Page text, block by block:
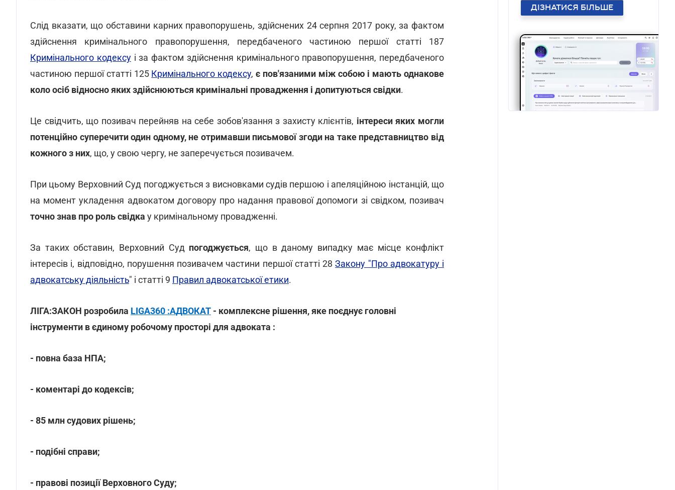
Слід вказати, що обставини карних правопорушень, здійснених 24 серпня 2017 року, за фактом
здійснення кримінального правопорушення, передбаченого частиною першої статті 187
Кримінального кодексуі за фактом здійснення кримінального правопорушення, передбаченого
частиною першої статті 125 Кримінального кодексу,є пов'язаними між собою і мають однакове
коло осіб відносно яких здійснюються кримінальні провадження і допитуються свідки.
Це свідчить, що позивач перейняв на себе зобов'язання з захисту клієнтів, інтереси яких могли
потенційно суперечити один одному, не отримавши письмової згоди на таке представництво від
кожного з них, що, у свою чергу, не заперечується позивачем.
При цьому Верховний Суд погоджується з висновками судів першою і апеляційною інстанцій, що
на момент укладення адвокатом договору про надання правової допомоги зі свідком, позивач
точно знав про роль свідка у кримінальному провадженні.
За таких обставин, Верховний Суд погоджується, що в даному випадку має місце конфлікт
інтересів і, відповідно, порушення позивачем частини першої статті 28Закону "Про адвокатуру і
адвокатську діяльність" і статті 9 Правил адвокатської етики.
ЛІГА:ЗАКОН розробила LIGA360 :АДВОКАТ - комплексне рішення, яке поєднує головні
інструменти в єдиному робочому просторі для адвоката :
- повна база НПА;
- коментарі до кодексів;
- 85 млн судових рішень;
- подібні справи;
- правові позиції Верховного Суду;
ДІЗНАТИСЯ БІЛЬШЕ